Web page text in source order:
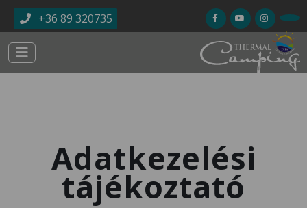
Ugrás a tartalomra
+36 89 320735
Adatkezelési
tájékoztató